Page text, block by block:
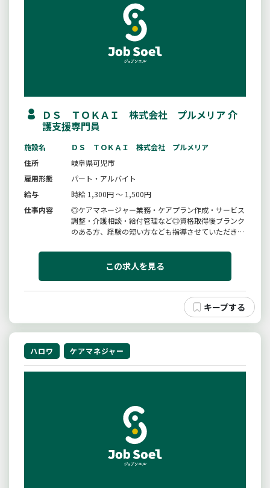
ＤＳ ＴＯＫＡＩ 株式会社 プルメリア 介
護支援専門員
施設名
ＤＳ ＴＯＫＡＩ 株式会社 プルメリア
住所
岐阜県可児市
雇用形態
パート・アルバイト
給与
時給 1,300円 ～ 1,500円
仕事内容
◎ケアマネージャー業務・ケアプラン作成・サービス
調整・介護相談・給付管理など◎資格取得後ブランク
のある方、経験の短い方なども指導させていただきな
ております。ご連絡お待ちしております変更範囲：会
社の定める業務※応募される方はハローワークから
この求人を見る
ハロワ ケアマネジャー